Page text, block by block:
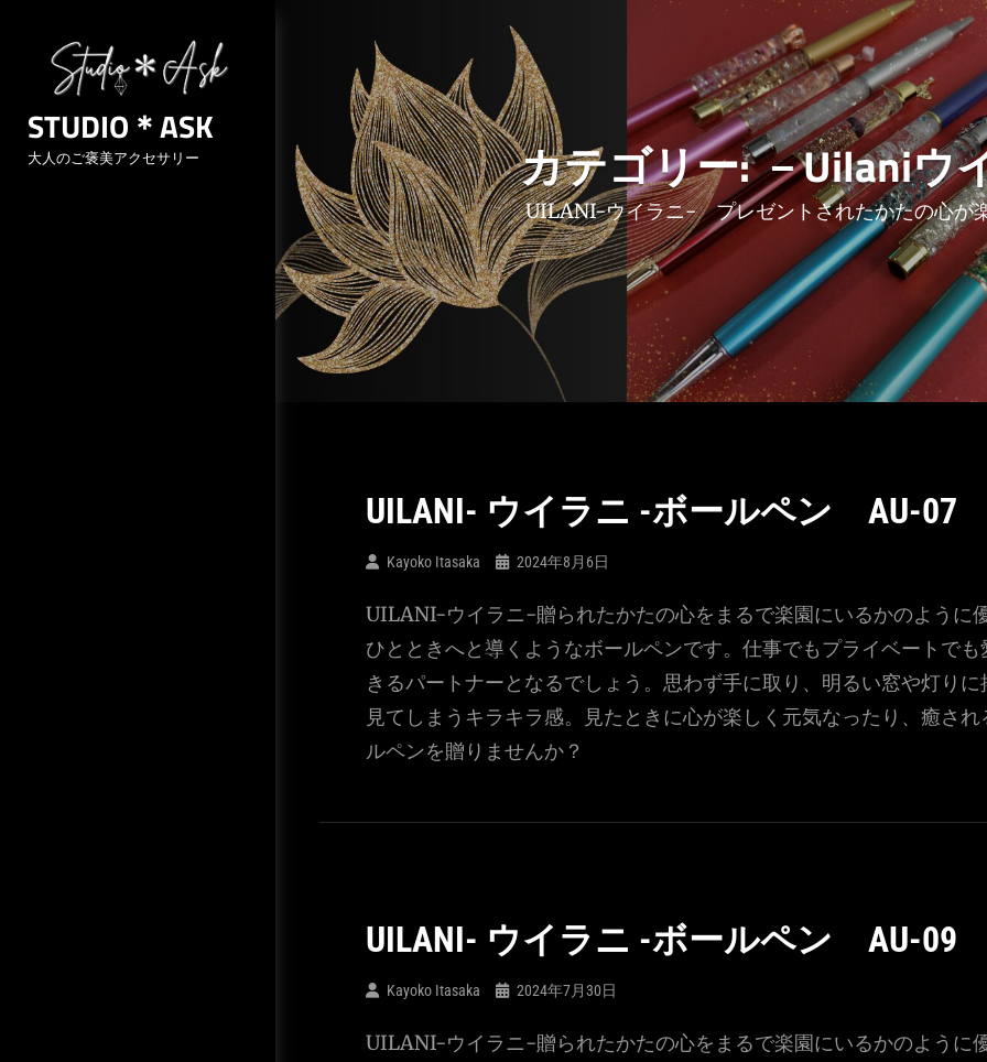
content
STUDIO＊ASK
大人のご褒美アクセサリー カテゴリー:－Uilaniウ
UILANI-ウイラニ- プレゼントされたかたの心が
UILANI- ウイラニ -ボールペン AU-07
Kayoko Itasaka 2024年8月6日
UILANI-ウイラニ-贈られたかたの心をまるで楽園にいるかのように
ひとときへと導くようなボールペンです。仕事でもプライベートでも
きるパートナーとなるでしょう。思わず手に取り、明るい窓や灯りに
見てしまうキラキラ感。見たときに心が楽しく元気なったり、癒され
ルペンを贈りませんか？
UILANI- ウイラニ -ボールペン AU-09
Kayoko Itasaka 2024年7月30日
UILANI-ウイラニ-贈られたかたの心をまるで楽園にいるかのように